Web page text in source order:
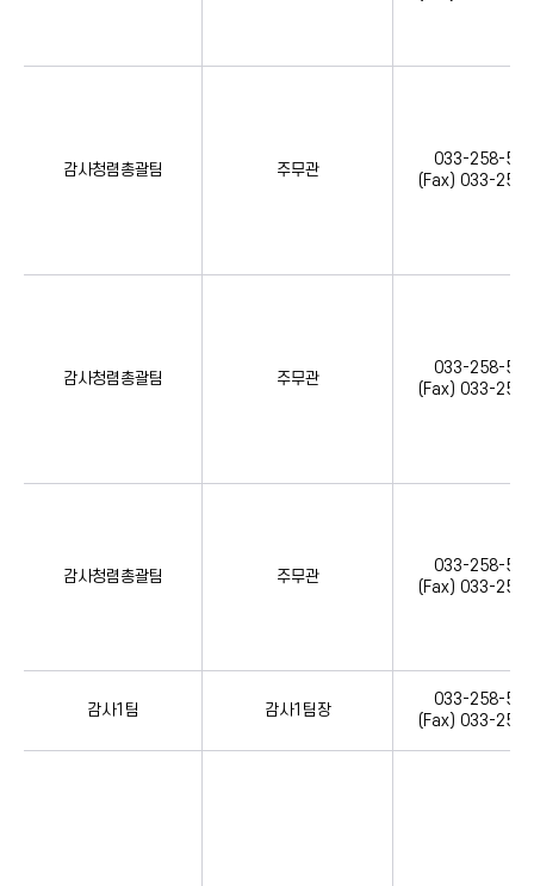
감사청렴총괄팀 주무관
033-258-
(Fax) 033-
감사청렴총괄팀 주무관
033-258-
(Fax) 033-
감사청렴총괄팀 주무관
033-258-
(Fax) 033-
감사1팀 감사1팀장
033-258-
(Fax) 033-